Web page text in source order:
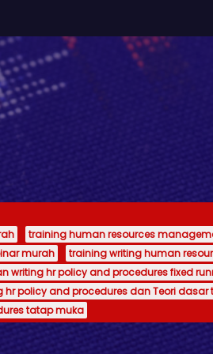
training human resources
murah
training writing human
writing hr policy and procedures fixed
policy and procedures dan Teori
tatap muka